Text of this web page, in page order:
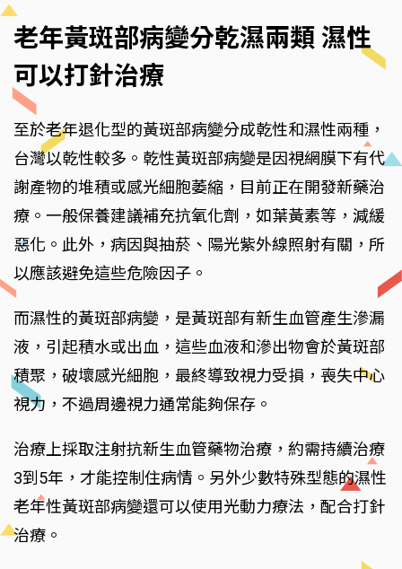
老年黃斑部病變分乾濕兩類 濕性
可以打針治療
至於老年退化型的黃斑部病變分成乾性和濕性兩種，
台灣以乾性較多。乾性黃斑部病變是因視網膜下有代
謝產物的堆積或感光細胞萎縮，目前正在開發新藥治
療。一般保養建議補充抗氧化劑，如葉黃素等，減緩
惡化。此外，病因與抽菸、陽光紫外線照射有關，所
以應該避免這些危險因子。
而濕性的黃斑部病變，是黃斑部有新生血管產生滲漏
液，引起積水或出血，這些血液和滲出物會於黃斑部
積聚，破壞感光細胞，最終導致視力受損，喪失中心
視力，不過周邊視力通常能夠保存。
治療上採取注射抗新生血管藥物治療，約需持續治療
3到5年，才能控制住病情。另外少數特殊型態的濕性
老年性黃斑部病變還可以使用光動力療法，配合打針
治療。